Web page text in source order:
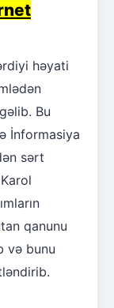
həyati
Bu
İnformasiya
sərt
qanunu
və bunu